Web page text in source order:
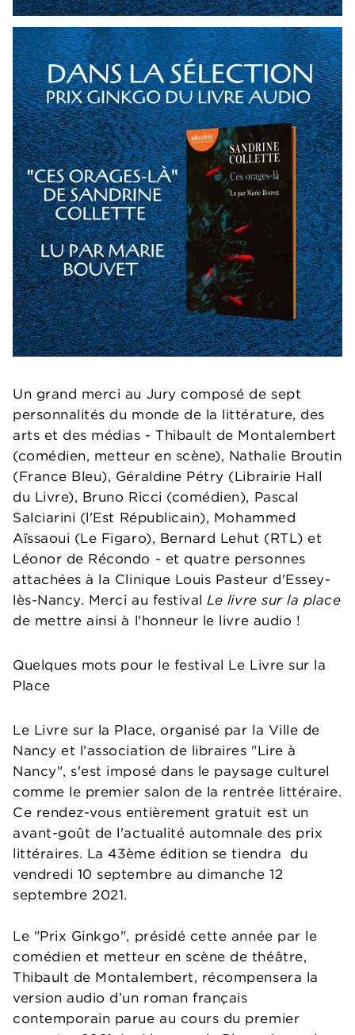
Un grand merci au Jury composé de sept
personnalités du monde de la littérature, des
arts et des médias - Thibault de Montalembert
(comédien, metteur en scène), Nathalie Broutin
(France Bleu), Géraldine Pétry (Librairie Hall
du Livre), Bruno Ricci (comédien), Pascal
Salciarini (l'Est Républicain), Mohammed
Aïssaoui (Le Figaro), Bernard Lehut (RTL) et
Léonor de Récondo - et quatre personnes
attachées à la Clinique Louis Pasteur d'Essey-
lès-Nancy. Merci au festivalLe livre sur la place
de mettre ainsi à l'honneur le livre audio !
Quelques mots pour le festival Le Livre sur la
Place
Le Livre sur la Place, organisé par la Ville de
Nancy et l’association de libraires "Lire à
Nancy", s'est imposé dans le paysage culturel
comme le premier salon de la rentrée littéraire.
Ce rendez-vous entièrement gratuit est un
avant-goût de l'actualité automnale des prix
littéraires. La 43ème édition se tiendra du
vendredi 10 septembre au dimanche 12
septembre 2021.
Le "Prix Ginkgo", présidé cette année par le
comédien et metteur en scène de théâtre,
Thibault de Montalembert, récompensera la
version audio d’un roman français
contemporain parue au cours du premier